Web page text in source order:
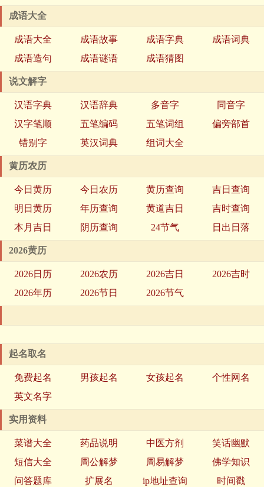
成语大全
成语大全 成语故事 成语字典
成语词典
成语造句
成语谜语 成语猜图
说文解字
汉语字典 汉语辞典 多音字
同音字
汉字笔顺
五笔编码 五笔词组
偏旁部首
错别字
英汉词典 组词大全
黄历农历
今日黄历 今日农历 黄历查询
吉日查询
明日黄历
年历查询 黄道吉日
吉时查询
本月吉日
阴历查询 24节气 日出日落
2026黄历
2026日历 2026农历 2026吉日
2026吉时
2026年历
2026节日 2026节气
起名取名
免费起名 男孩起名 女孩起名
个性网名
英文名字
实用资料
菜谱大全 药品说明 中医方剂
笑话幽默
短信大全
周公解梦 周易解梦
佛学知识
问答题库
扩展名 ip地址查询 时间戳